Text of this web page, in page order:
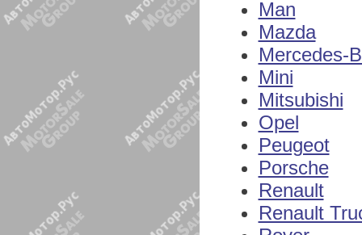
Man
Mazda
Mercedes-
Mini
Mitsubishi
Opel
Peugeot
Porsche
Renault
Renault